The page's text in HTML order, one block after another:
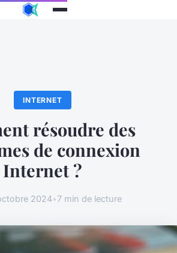
INTERNET
résoudre des
de connexion
Internet ?
2024•7 min de lecture